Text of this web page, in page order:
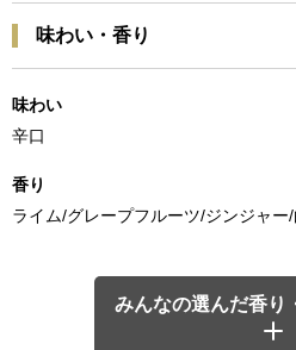
味わい・香り
味わい
辛口
香り
ライム/グレープフルーツ/ジンジャー
みんなの選んだ香り